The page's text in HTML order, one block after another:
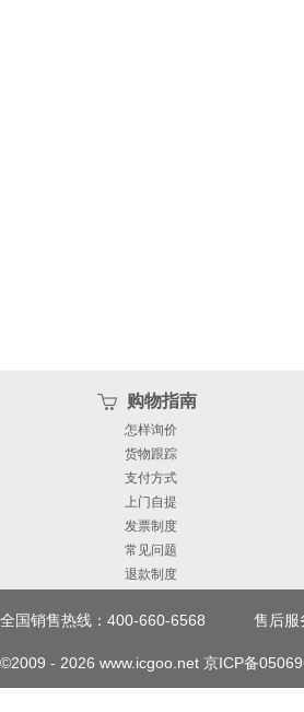
购物指南
怎样询价
货物跟踪
支付方式
上门自提
发票制度
常见问题
退款制度
全国销售热线：400-660-6568 售后服
©2009 - 2026 www.icgoo.net 京ICP备